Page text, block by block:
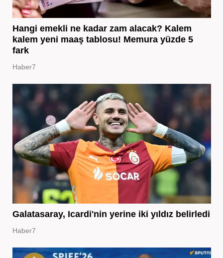
Hangi emekli ne kadar zam alacak? Kalem
kalem yeni maaş tablosu! Memura yüzde 5
fark
Haber7
Galatasaray, Icardi'nin yerine iki yıldız belirledi
Haber7